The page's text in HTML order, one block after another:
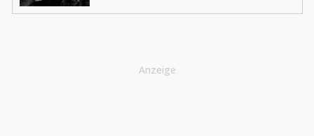
Anzeige